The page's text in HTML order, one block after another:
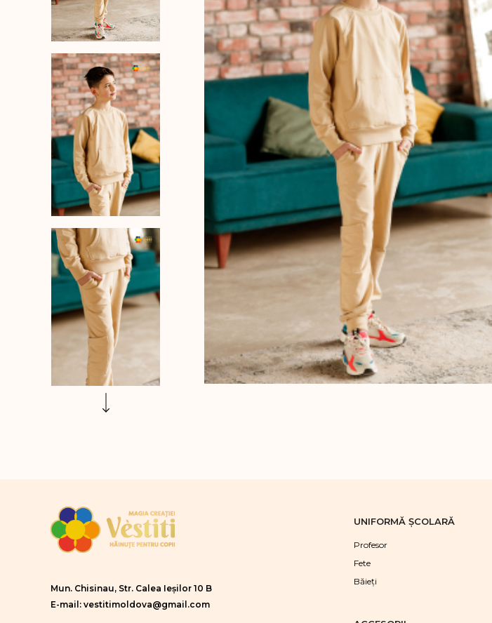
Veste clasice din stofă
Bluze cu nasturi
Veste tricotate
Sarafane
Bretele late cu volan
Profesor
Veste
Cămăși și bluze
Fuste și Pantaloni
Sarafane
Costume sportive
Tricouri polo
Tricouri simple
Rochii polo
Rochii elegante
Malete
Treninguri
Pantaloni de sport
Hanorace cu glugă
Hanorace fără glugă
Tricouri simple
Malete
Bluze cu nasturi
Treninguri
Pantaloni de
Hanorace
Rochii
Bentiță
Mun. Chisinau, Str. Calea Ieșilor 10 B
E-mail: vestitimoldova@gmail.com
UNIFORMĂ ŞCOLARĂ
Profesor
Fete
Băieţi